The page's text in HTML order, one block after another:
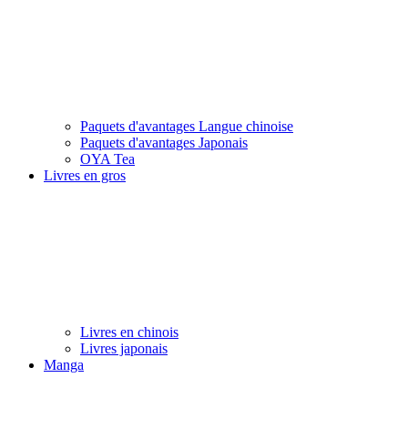
Paquets d'avantages Langue chinoise
Paquets d'avantages Japonais
OYA Tea
Livres en gros
Livres en chinois
Livres japonais
Manga